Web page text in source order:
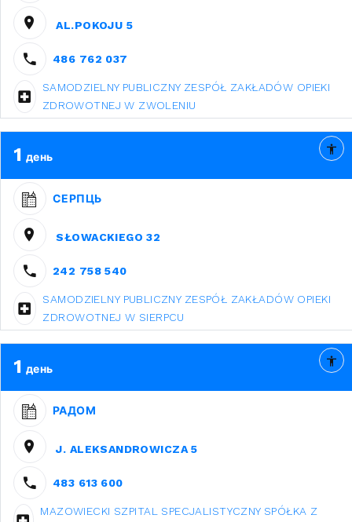
AL.POKOJU 5
486 762 037
SAMODZIELNY PUBLICZNY ZESPÓŁ ZAKŁADÓW OPIEKI
ZDROWOTNEJ W ZWOLENIU
1 день
СЕРПЦЬ
SŁOWACKIEGO 32
242 758 540
SAMODZIELNY PUBLICZNY ZESPÓŁ ZAKŁADÓW OPIEKI
ZDROWOTNEJ W SIERPCU
1 день
РАДОМ
J. ALEKSANDROWICZA 5
483 613 600
MAZOWIECKI SZPITAL SPECJALISTYCZNY SPÓŁKA Z